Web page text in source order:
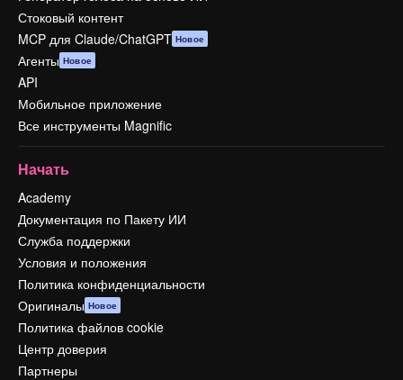
Стоковый контент
MCP для Claude/ChatGPT Новое
Агенты Новое
API
Мобильное приложение
Все инструменты Magnific
Начать
Academy
Документация по Пакету ИИ
Служба поддержки
Условия и положения
Политика конфиденциальности
Оригиналы Новое
Политика файлов cookie
Центр доверия
Партнеры